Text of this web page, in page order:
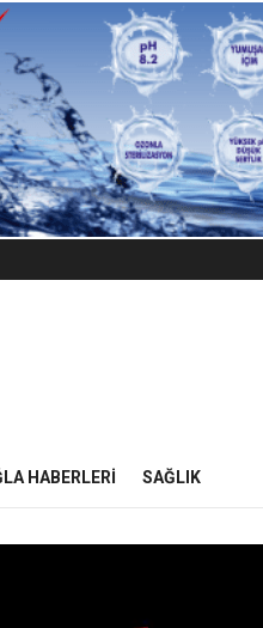
HABERLERI SAĞLIK